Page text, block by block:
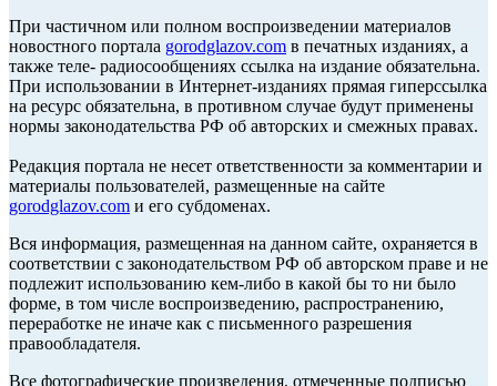
При частичном или полном воспроизведении материалов
новостного портала gorodglazov.com в печатных изданиях, а
также теле- радиосообщениях ссылка на издание обязательна.
При использовании в Интернет-изданиях прямая гиперссылка
на ресурс обязательна, в противном случае будут применены
нормы законодательства РФ об авторских и смежных правах.
Редакция портала не несет ответственности за комментарии и
материалы пользователей, размещенные на сайте
gorodglazov.com и его субдоменах.
Вся информация, размещенная на данном сайте, охраняется в
соответствии с законодательством РФ об авторском праве и не
подлежит использованию кем-либо в какой бы то ни было
форме, в том числе воспроизведению, распространению,
переработке не иначе как с письменного разрешения
правообладателя.
Все фотографические произведения, отмеченные подписью